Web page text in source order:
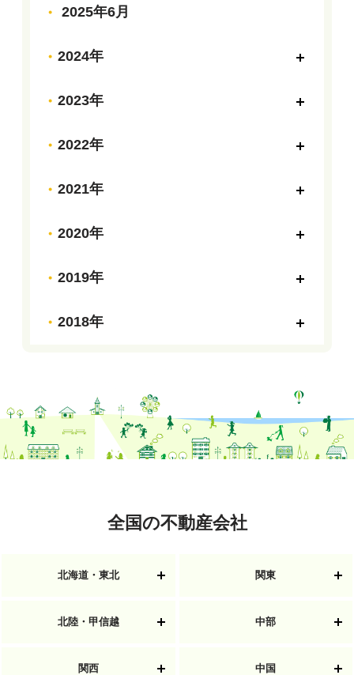
2025年6月
2024年
2023年
2022年
2021年
2020年
2019年
2018年
全国の不動産会社
北海道・東北 関東
北陸・甲信越 中部
関西 中国